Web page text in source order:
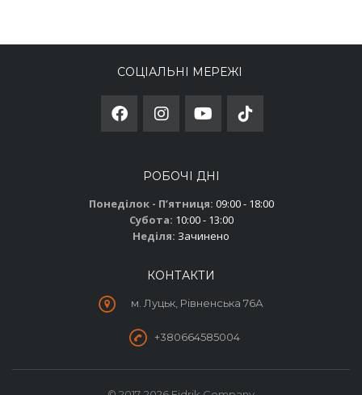
СОЦІАЛЬНІ МЕРЕЖІ
РОБОЧІ ДНІ
Понеділок - Пʼятниця: 09:00 - 18:00
Субота: 10:00 - 13:00
Неділя: Зачинено
КОНТАКТИ
м. Луцьк, Рівненська 76А
+380664585004